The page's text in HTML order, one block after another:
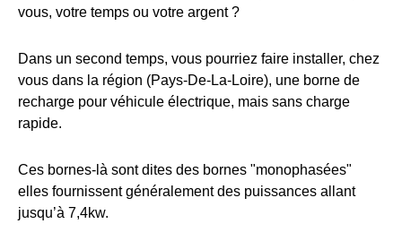
vous, votre temps ou votre argent ?
Dans un second temps, vous pourriez faire installer, chez
vous dans la région (Pays-De-La-Loire), une borne de
recharge pour véhicule électrique, mais sans charge
rapide.
Ces bornes-là sont dites des bornes "monophasées"
elles fournissent généralement des puissances allant
jusqu’à 7,4kw.